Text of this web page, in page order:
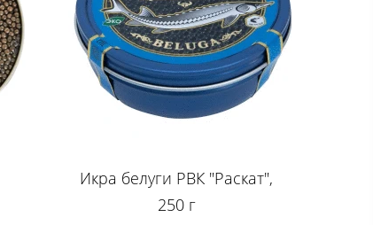
Икра белуги РВК "Раскат",
250 г